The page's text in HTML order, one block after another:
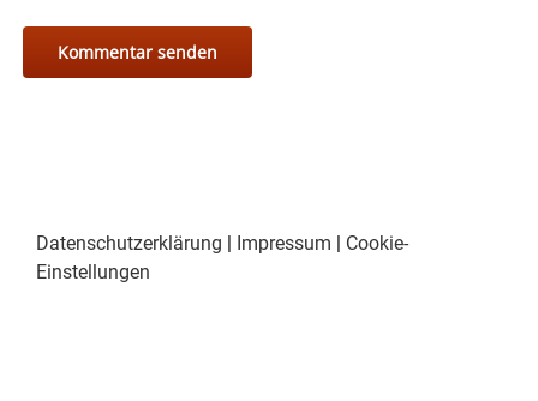
Datenschutzerklärung | Impressum | Cookie-
Einstellungen